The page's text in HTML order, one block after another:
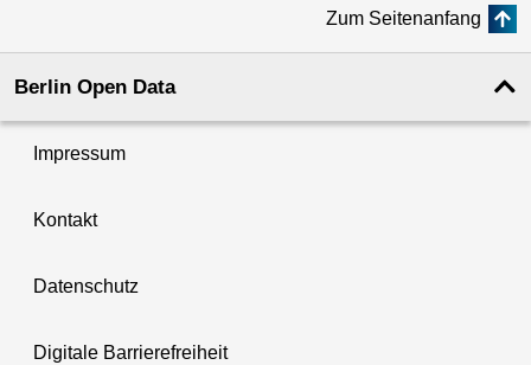
Zum Seitenanfang
Berlin Open Data
Impressum
Kontakt
Datenschutz
Digitale Barrierefreiheit